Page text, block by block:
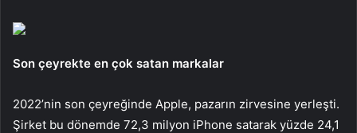
Son çeyrekte en çok satan markalar
2022’nin son çeyreğinde Apple, pazarın zirvesine yerleşti.
Şirket bu dönemde 72,3 milyon iPhone satarak yüzde 24,1